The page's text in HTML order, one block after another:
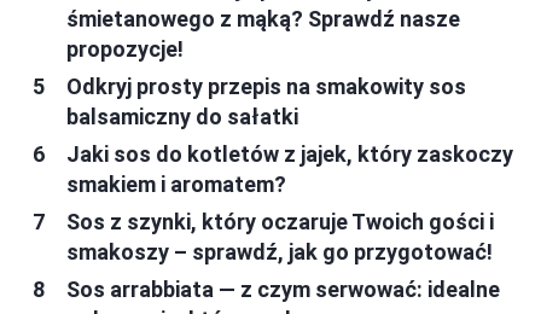
śmietanowego z mąką? Sprawdź nasze
propozycje!
Odkryj prosty przepis na smakowity sos
balsamiczny do sałatki
Jaki sos do kotletów z jajek, który zaskoczy
smakiem i aromatem?
Sos z szynki, który oczaruje Twoich gości i
smakoszy – sprawdź, jak go przygotować!
Sos arrabbiata — z czym serwować: idealne